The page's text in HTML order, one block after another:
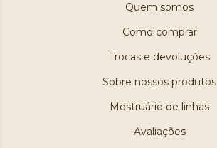
Quem somos
Como comprar
Trocas e devoluções
Sobre nossos produtos
Mostruário de linhas
Avaliações